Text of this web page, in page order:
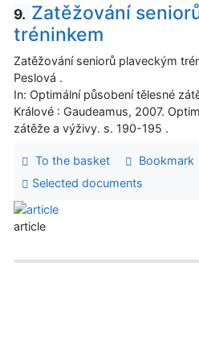
9. Zatěžování
tréninkem
Zatěžování seniorů plaveckým
Peslová .
In: Optimální působení tělesné
Králové : Gaudeamus, 2007.
zátěže a výživy. s. 190-195 .
To the basket
Bookmark
Selected documents
article